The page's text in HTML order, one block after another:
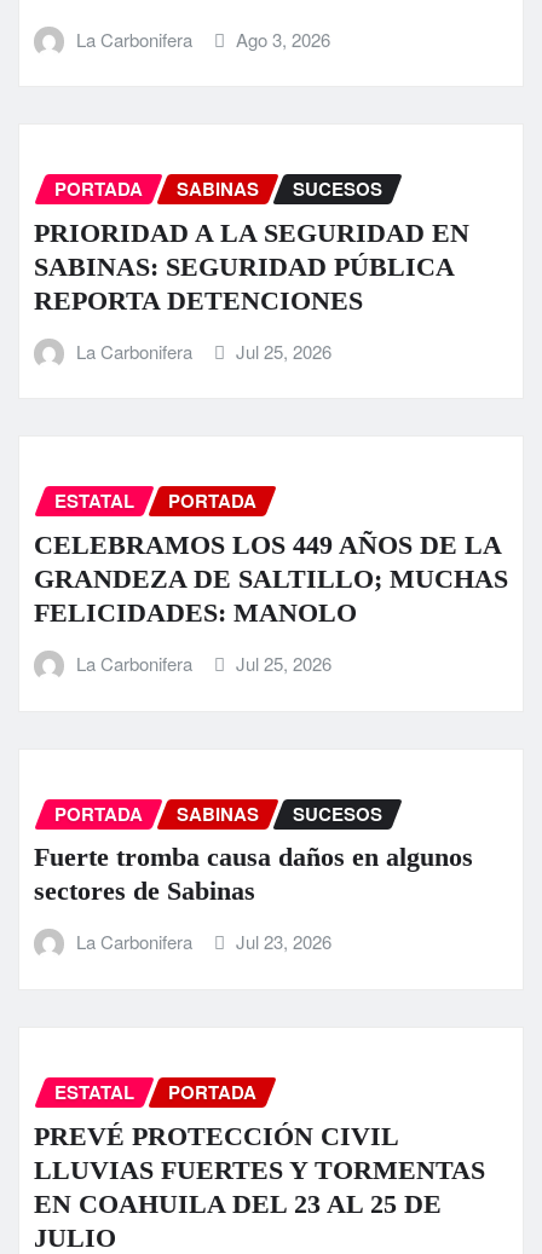
La Carbonifera Ago 3, 2026
PORTADA SABINAS SUCESOS
PRIORIDAD A LA SEGURIDAD EN
SABINAS: SEGURIDAD PÚBLICA
REPORTA DETENCIONES
La Carbonifera Jul 25, 2026
ESTATAL PORTADA
CELEBRAMOS LOS 449 AÑOS DE LA
GRANDEZA DE SALTILLO; MUCHAS
FELICIDADES: MANOLO
La Carbonifera Jul 25, 2026
PORTADA SABINAS SUCESOS
Fuerte tromba causa daños en algunos
sectores de Sabinas
La Carbonifera Jul 23, 2026
ESTATAL PORTADA
PREVÉ PROTECCIÓN CIVIL
LLUVIAS FUERTES Y TORMENTAS
EN COAHUILA DEL 23 AL 25 DE
JULIO